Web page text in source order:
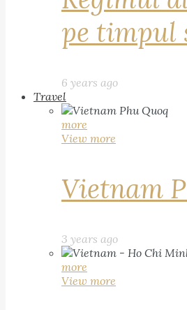
pe timpul
6 years ago
Travel
more
View more
Vietnam
3 years ago
more
View more